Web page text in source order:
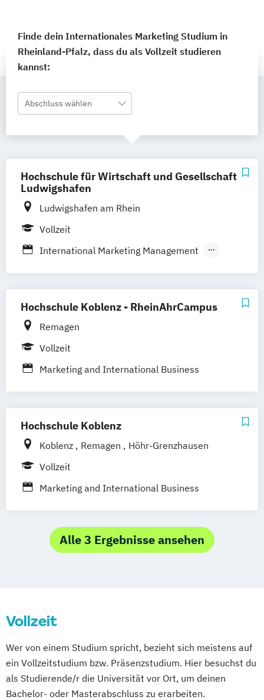
Finde dein Internationales Marketing Studium in
Rheinland-Pfalz, dass du als Vollzeit studieren
kannst:
Abschluss wählen
Hochschule für Wirtschaft und Gesellschaft
Ludwigshafen
Ludwigshafen am Rhein
Vollzeit
International Marketing Management
Hochschule Koblenz - RheinAhrCampus
Remagen
Vollzeit
Marketing and International Business
Hochschule Koblenz
Koblenz Remagen
Höhr-Grenzhausen
Vollzeit
Marketing and International Business
Alle 3 Ergebnisse ansehen
Vollzeit
Wer von einem Studium spricht, bezieht sich meistens auf
ein Vollzeitstudium bzw. Präsenzstudium. Hier besuchst du
als Studierende/r die Universität vor Ort, um deinen
Bachelor- oder Masterabschluss zu erarbeiten.